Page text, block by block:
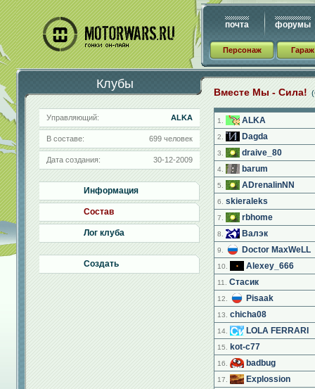
почта форумы
Персонаж Гараж
Клубы
Управляющий: ALKA
В составе: 699 человек
Дата создания: 30-12-2009
Информация
Состав
Лог клуба
Создать
Вместе Мы - Сила!
1. ALKA
2. Dagda
3. draive_80
4. barum
5. ADrenalinNN
6. skieraleks
7. rbhome
8. Валэк
9. Doctor MaxWeLL
10. Alexey_666
11. Стасик
12. Pisaak
13. chicha08
14. LOLA FERRARI
15. kot-c77
16. badbug
17. Explossion